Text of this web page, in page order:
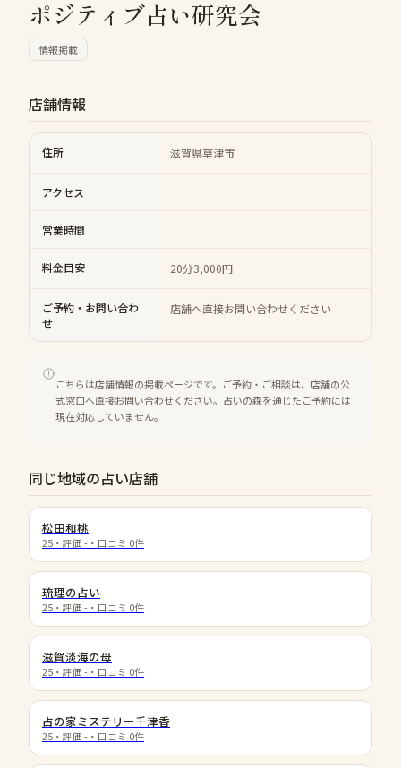
ポジティブ占い研究会
情報掲載
店舗情報
住所 滋賀県草津市
アクセス
営業時間
料金目安 20分3,000円
ご予約・お問い合わ
せ
店舗へ直接お問い合わせください
こちらは店舗情報の掲載ページです。ご予約・ご相談は、店舗の公
式窓口へ直接お問い合わせください。占いの森を通じたご予約には
現在対応していません。
同じ地域の占い店舗
松田和桃
25 ・評価 - ・口コミ 0件
琉理の占い
25 ・評価 - ・口コミ 0件
滋賀淡海の母
25 ・評価 - ・口コミ 0件
占の家ミステリー千津香
25 ・評価 - ・口コミ 0件